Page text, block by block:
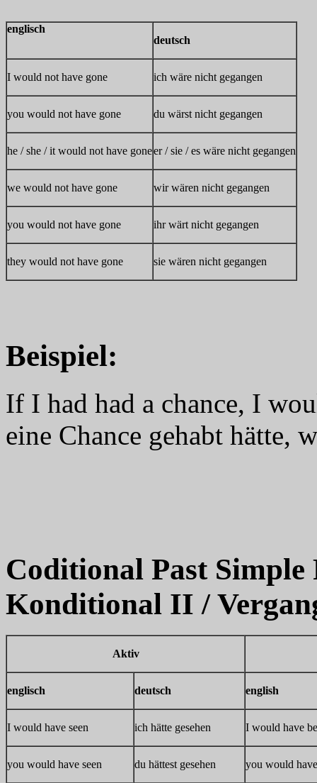
englisch
deutsch
I would not have gone ich wäre nicht gegangen
you would not have gone du wärst nicht gegangen
he / she / it would not have goneer / sie / es wäre nicht gegangen
we would not have gone wir wären nicht gegangen
you would not have gone ihr wärt nicht gegangen
they would not have gone sie wären nicht gegangen
Beispiel:
If I had had a chance, I
eine Chance gehabt hätte,
Coditional Past Simple
Konditional II /
Aktiv
englisch deutsch english
I would have seen ich hätte gesehen I would have
you would have seen du hättest gesehen you would